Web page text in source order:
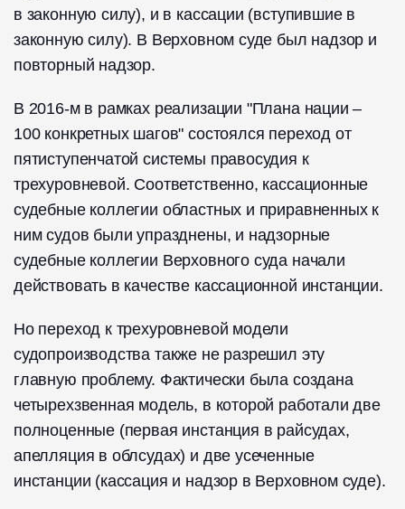
в законную силу), и в кассации (вступившие в
законную силу). В Верховном суде был надзор и
повторный надзор.
В 2016-м в рамках реализации "Плана нации –
100 конкретных шагов" состоялся переход от
пятиступенчатой системы правосудия к
трехуровневой. Соответствен­но, кассационные
судебные коллегии областных и приравненных к
ним судов были упразднены, и надзорные
судебные коллегии Верховного суда начали
действовать в качестве кассационной инстанции.
Но переход к трехуровневой модели
судопроизводства также не разрешил эту
главную проблему. Фактически была создана
четырехзвенная модель, в которой работали две
полноценные (первая инстанция в райсудах,
апелляция в облсудах) и две усеченные
инстанции (кассация и надзор в Верховном суде).